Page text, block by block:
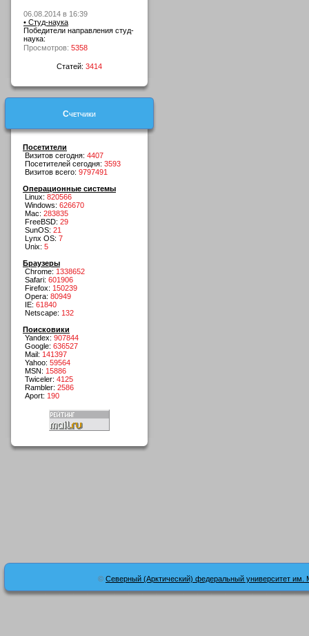
06.08.2014 в 16:39
• Студ-наука
Победители направления студ-
наука:
Просмотров: 5358
Статей: 3414
Счетчики
Посетители
Визитов сегодня: 4407
Посетителей сегодня: 3593
Визитов всего: 9797491
Операционные системы
Linux: 820566
Windows: 626670
Mac: 283835
FreeBSD: 29
SunOS: 21
Lynx OS: 7
Unix: 5
Браузеры
Chrome: 1338652
Safari: 601906
Firefox: 150239
Opera: 80949
IE: 61840
Netscape: 132
Поисковики
Yandex: 907844
Google: 636527
Mail: 141397
Yahoo: 59564
MSN: 15886
Twiceler: 4125
Rambler: 2586
Aport: 190
© Северный (Арктический) федеральный университет